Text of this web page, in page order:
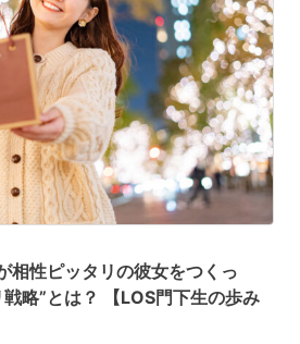
相性ピッタリの彼女をつくっ
略”とは？ 【LOS門下生の歩み